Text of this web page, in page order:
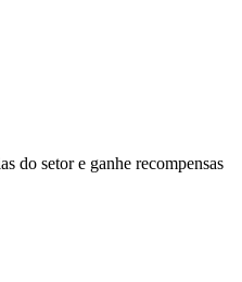
do setor e ganhe recompensas